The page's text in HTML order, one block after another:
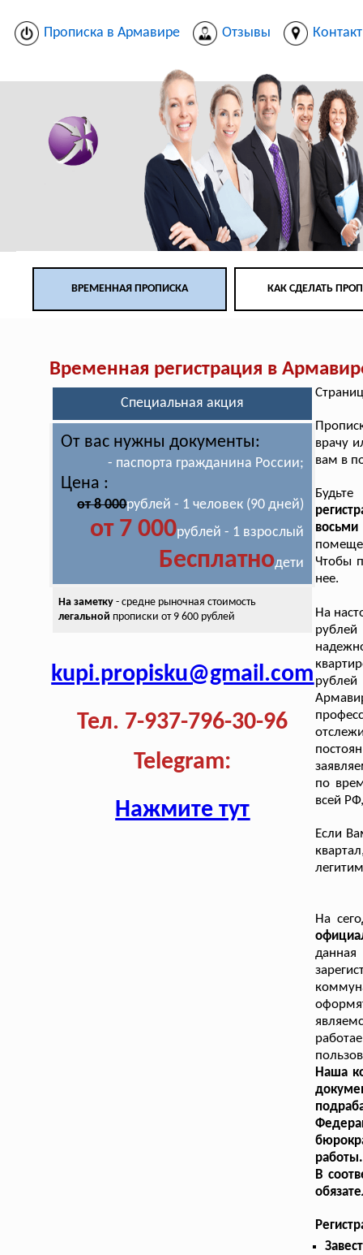
Прописка в Армавире Отзывы
ВРЕМЕННАЯ ПРОПИСКА КАК СДЕЛАТЬ
Временная регистрация в
Специальная акция
От вас нужны документы:
- паспорта гражданина России;
Цена :
от 8 000рублей - 1 человек (90 дней)
от 7 000рублей - 1 взрослый
Бесплатнодети
На заметку- средне рыночная стоимость
легальной прописки от 9 600 рублей
kupi.propisku@gmail.com
Тел. 7-937-796-30-96
Telegram:
Нажмите тут
врачу
вам в
Чтобы
нее.
На
рублей
по
всей
Если
На
Наша
работы.
В